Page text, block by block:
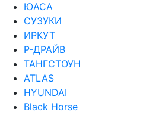
ЮАСА
СУЗУКИ
ИРКУТ
Р-ДРАЙВ
ТАНГСТОУН
ATLAS
HYUNDAI
Black Horse